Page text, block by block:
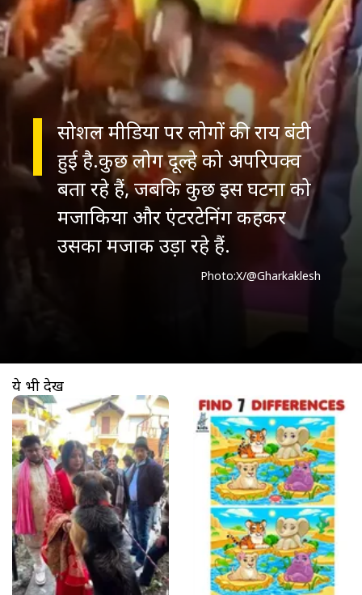
सोशल मीडिया पर लोगों की राय बंटी
हुई है.कुछ लोग दूल्हे को अपरिपक्व
बता रहे हैं, जबकि कुछ इस घटना को
मजाकिया और एंटरटेनिंग कहकर
उसका मजाक उड़ा रहे हैं.
Photo:X/@Gharkaklesh
खुल रहा है
ये भी देखें